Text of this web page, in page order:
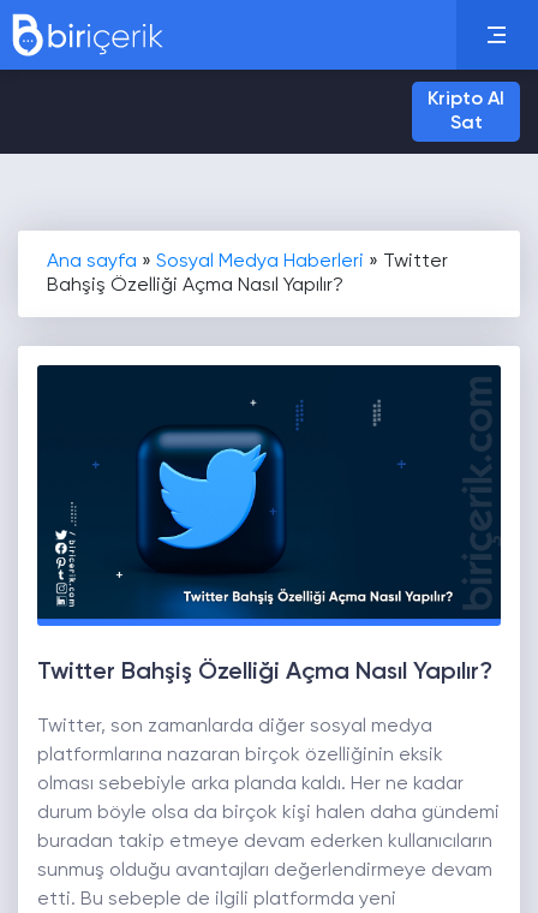
Kripto Al
Sat
Ana sayfa » Sosyal Medya Haberleri »
Twitter
Bahşiş Özelliği Açma Nasıl Yapılır?
Twitter Bahşiş Özelliği Açma Nasıl Yapılır?
Twitter, son zamanlarda diğer sosyal medya
platformlarına nazaran birçok özelliğinin eksik
olması sebebiyle arka planda kaldı. Her ne kadar
durum böyle olsa da birçok kişi halen daha gündemi
buradan takip etmeye devam ederken kullanıcıların
sunmuş olduğu avantajları değerlendirmeye devam
etti. Bu sebeple de ilgili platformda yeni